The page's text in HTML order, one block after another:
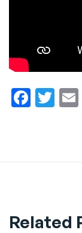
Related